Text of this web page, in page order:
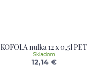
KOFOLA nulka 12 x 0,5l PET
12,14 €
Skladom